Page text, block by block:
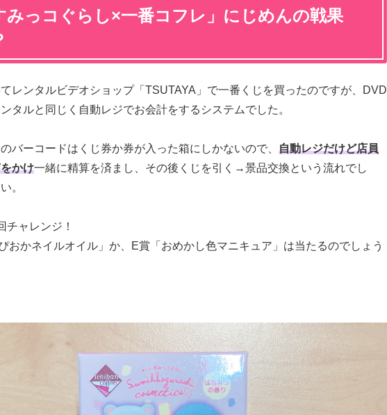
みっコぐらし×一番コフレ」にじめんの戦果
レンタルビデオショップ「TSUTAYA」で一番くじを買ったのですが、DVD
タルと同じく自動レジでお会計をするシステムでした。
バーコードはくじ券か券が入った箱にしかないので、 自動レジだけど店員
かけ一緒に精算を済まし、その後くじを引く→景品交換という流れでし
。
チャレンジ！
おかネイルオイル」か、E賞「おめかし色マニキュア」は当たるのでしょう